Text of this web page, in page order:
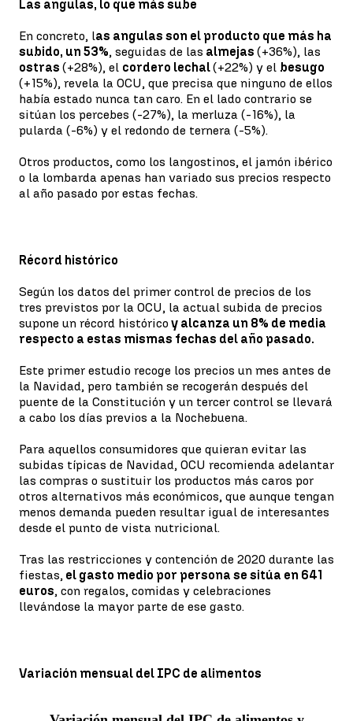
Las angulas, lo que más sube
En concreto, las angulas son el producto que más ha
subido, un 53%, seguidas de las almejas (+36%), las
ostras (+28%), el cordero lechal(+22%) y el besugo
(+15%), revela la OCU, que precisa que ninguno de ellos
había estado nunca tan caro. En el lado contrario se
sitúan los percebes (-27%), la merluza (-16%), la
pularda (-6%) y el redondo de ternera (-5%).
Otros productos, como los langostinos, el jamón ibérico
o la lombarda apenas han variado sus precios respecto
al año pasado por estas fechas.
Récord histórico
Según los datos del primer control de precios de los
tres previstos por la OCU, la actual subida de precios
supone un récord histórico y alcanza un 8% de media
respecto a estas mismas fechas del año pasado.
Este primer estudio recoge los precios un mes antes de
la Navidad, pero también se recogerán después del
puente de la Constitución y un tercer control se llevará
a cabo los días previos a la Nochebuena.
Para aquellos consumidores que quieran evitar las
subidas típicas de Navidad, OCU recomienda adelantar
las compras o sustituir los productos más caros por
otros alternativos más económicos, que aunque tengan
menos demanda pueden resultar igual de interesantes
desde el punto de vista nutricional.
Tras las restricciones y contención de 2020 durante las
fiestas, el gasto medio por persona se sitúa en 641
euros, con regalos, comidas y celebraciones
llevándose la mayor parte de ese gasto.
Variación mensual del IPC de alimentos